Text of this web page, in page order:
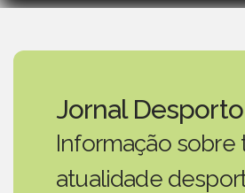
Jornal Desporto
Informação sobre
atualidade